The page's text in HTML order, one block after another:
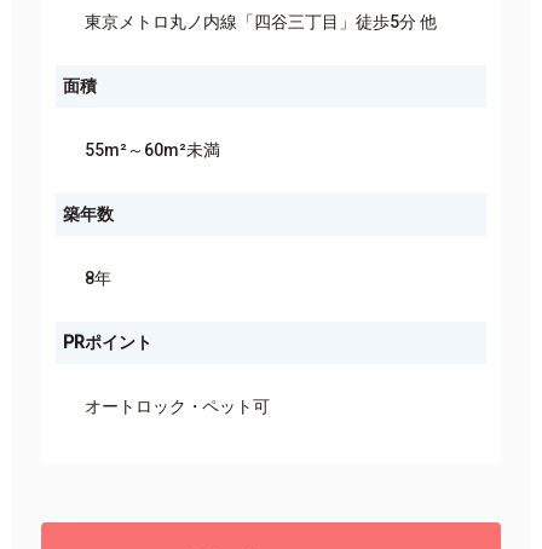
東京メトロ丸ノ内線「四谷三丁目」徒歩5分 他
面積
55m²～60m²未満
築年数
8年
PRポイント
オートロック ペット可